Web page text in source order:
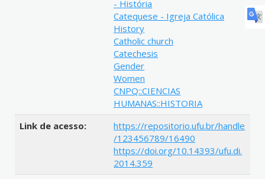
- História
Catequese - Igreja Católica
History
Catholic church
Catechesis
Gender
Women
CNPQ::CIENCIAS
HUMANAS::HISTORIA
Link de acesso:
https://repositorio.ufu.br/handle
/123456789/16490
https://doi.org/10.14393/ufu.di.
2014.359